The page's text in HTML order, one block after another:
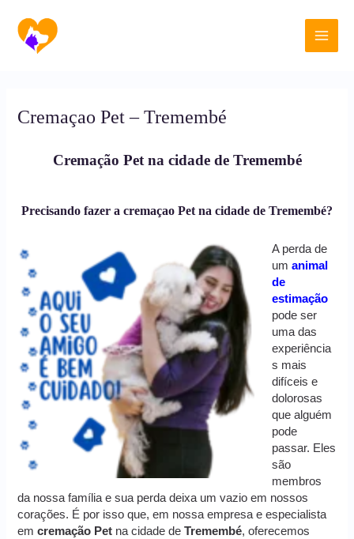
para
conteúdo
Main
Cremaçao Pet – Tremembé
Cremação Pet na cidade de Tremembé
Precisando fazer a cremaçao Pet na cidade de Tremembé?
A perda de
umanimal
de
estimação
pode ser
uma das
experiência
s mais
difíceis e
dolorosas
que alguém
pode
passar. Eles
são
membros
da nossa família e sua perda deixa um vazio em nossos
corações. É por isso que, em nossa empresa e especialista
emcremação Pet na cidade deTremembé, oferecemos